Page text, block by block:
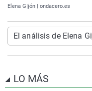
Elena GIjón | ondacero.es
El análisis de Elena
LO MÁS